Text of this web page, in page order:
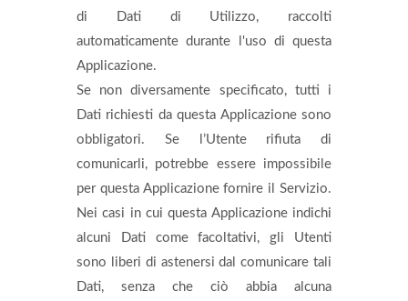
di Dati di Utilizzo, raccolti
automaticamente durante l'uso di questa
Applicazione.
Se non diversamente specificato, tutti i
Dati richiesti da questa Applicazione sono
obbligatori. Se l’Utente rifiuta di
comunicarli, potrebbe essere impossibile
per questa Applicazione fornire il Servizio.
Nei casi in cui questa Applicazione indichi
alcuni Dati come facoltativi, gli Utenti
sono liberi di astenersi dal comunicare tali
Dati, senza che ciò abbia alcuna